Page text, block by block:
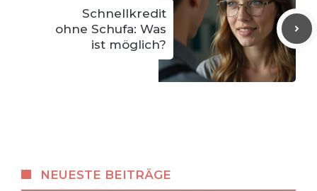
Schnellkredit
ohne Schufa: Was
ist möglich?
NEUESTE BEITRÄGE